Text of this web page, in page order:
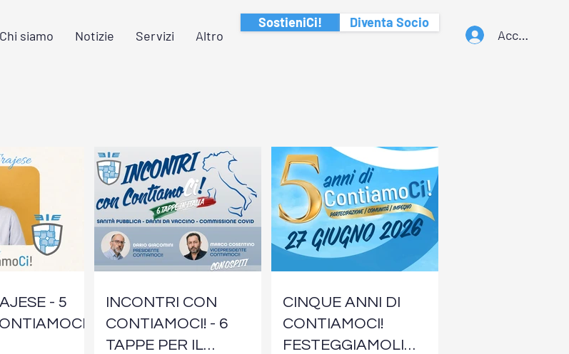
Chi siamo Notizie Servizi Altro
SostieniCi! Diventa Socio
Accedi
- 5
INCONTRI CON
CONTIAMOCI! - 6
TAPPE PER IL
CINQUE ANNI DI
CONTIAMOCI!
FESTEGGIAMOLI